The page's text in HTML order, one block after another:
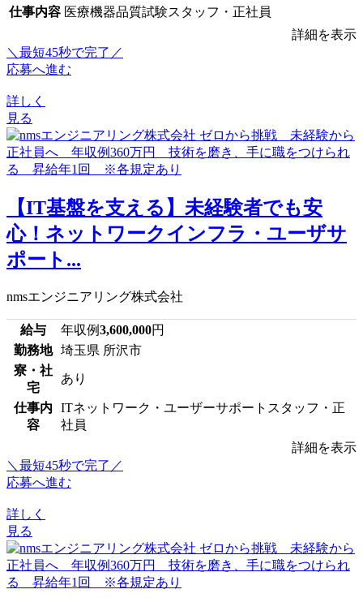
仕事内容 医療機器品質試験スタッフ・正社員
詳細を表示
＼最短45秒で完了／
応募へ進む
詳しく
見る
【IT基盤を支える】未経験者でも安
心！ネットワークインフラ・ユーザサ
ポート...
nmsエンジニアリング株式会社
給与 年収例3,600,000円
勤務地 埼玉県 所沢市
寮・社
宅
あり
仕事内
容
ITネットワーク・ユーザーサポートスタッフ・正
社員
詳細を表示
＼最短45秒で完了／
応募へ進む
詳しく
見る